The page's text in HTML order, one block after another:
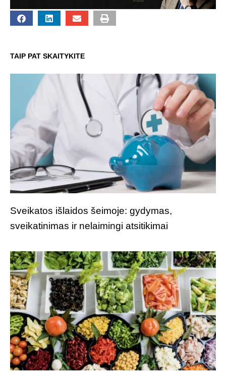
TAIP PAT SKAITYKITE
Sveikatos išlaidos šeimoje: gydymas,
sveikatinimas ir nelaimingi atsitikimai